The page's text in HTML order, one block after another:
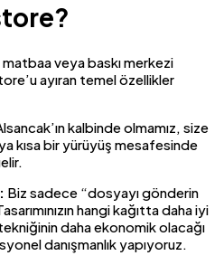
veya baskı merkezi
ayıran temel özellikler
kalbinde olmamız, size
kısa bir yürüyüş mesafesinde
Biz sadece “dosyayı gönderin
hangi kağıtta daha iyi
daha ekonomik olacağı
danışmanlık yapıyoruz.